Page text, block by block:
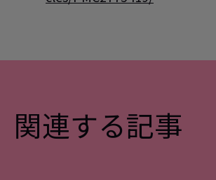
4
https://
関連する記事